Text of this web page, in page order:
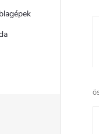
e